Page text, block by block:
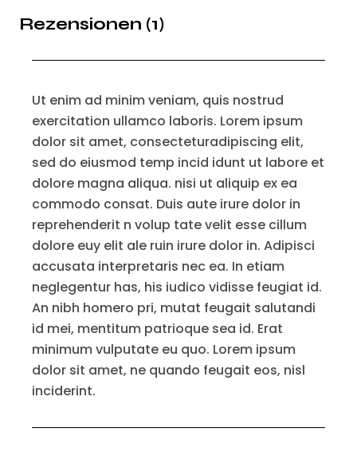
Rezensionen (1)
Ut enim ad minim veniam, quis nostrud
exercitation ullamco laboris. Lorem ipsum
dolor sit amet, consecteturadipiscing elit,
sed do eiusmod temp incid idunt ut labore et
dolore magna aliqua. nisi ut aliquip ex ea
commodo consat. Duis aute irure dolor in
reprehenderit n volup tate velit esse cillum
dolore euy elit ale ruin irure dolor in. Adipisci
accusata interpretaris nec ea. In etiam
neglegentur has, his iudico vidisse feugiat id.
An nibh homero pri, mutat feugait salutandi
id mei, mentitum patrioque sea id. Erat
minimum vulputate eu quo. Lorem ipsum
dolor sit amet, ne quando feugait eos, nisl
inciderint.